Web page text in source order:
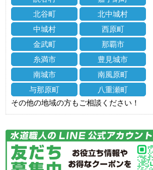
北谷町
北中城村
中城村
西原町
金武町
那覇市
糸満市
豊見城市
南城市
南風原町
与那原町
八重瀬町
その他の地域の方もご相談ください！